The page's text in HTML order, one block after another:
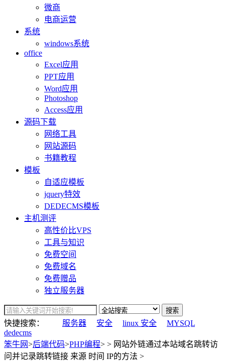
微商
电商运营
系统
windows系统
office
Excel应用
PPT应用
Word应用
Photoshop
Access应用
源码下载
网络工具
网站源码
书籍教程
模板
自适应模板
jquery特效
DEDECMS模板
主机测评
高性价比VPS
工具与知识
免费空间
免费域名
免费赠品
独立服务器
搜索
快捷搜索： 服务器 安全 linux 安全
MYSQL
dedecms
笨牛网>后端代码>PHP编程> > 网站外链通过本站域名跳转访
问并记录跳转链接 来源 时间 IP的方法 >